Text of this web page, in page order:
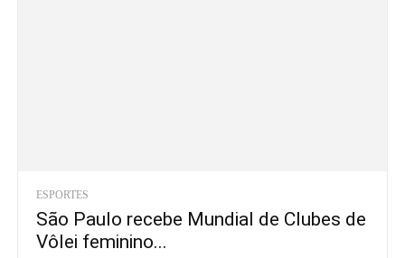
ESPORTES
São Paulo recebe Mundial de Clubes de
Vôlei feminino...